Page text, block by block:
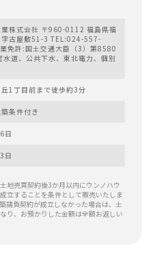
業株式会社 〒960-0112 福島県福
字古屋敷51-3 TEL:024-557-
免許:国土交通大臣（3）第8580
水道、公共下水、東北電力、個別
1丁目前まで徒歩約3分
条件付き
日
日
地売買契約後3か月以内にウンノハウ
立することを条件として販売いたしま
請負契約が成立しなかった場合は、土
り、お預かりした金額は全額お返しい